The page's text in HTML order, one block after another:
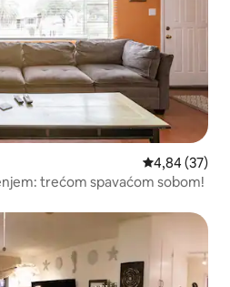
Prosječna
4,84 (37)
trećom spavaćom sobom!
s oznakom „Odabrali gosti”